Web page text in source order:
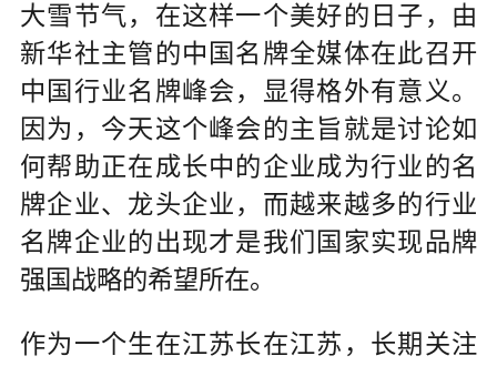
大雪节气，在这样一个美好的日子，由
新华社主管的中国名牌全媒体在此召开
中国行业名牌峰会，显得格外有意义。
因为，今天这个峰会的主旨就是讨论如
何帮助正在成长中的企业成为行业的名
牌企业、龙头企业，而越来越多的行业
名牌企业的出现才是我们国家实现品牌
强国战略的希望所在。
作为一个生在江苏长在江苏，长期关注